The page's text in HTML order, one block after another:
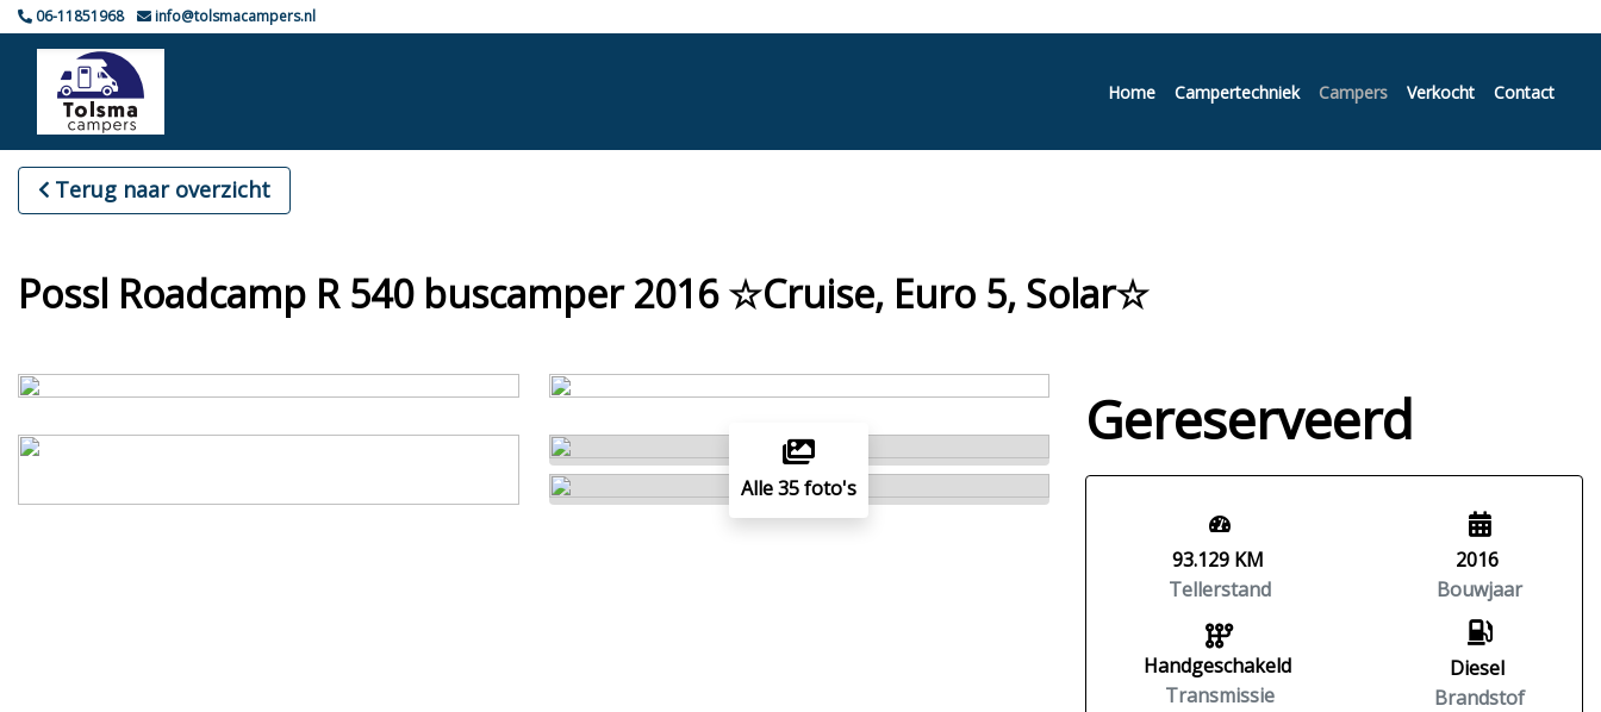
06-11851968 info@tolsmacampers.nl
Home Campertechniek Campers Verkocht Contact
Terug naar overzicht
Possl Roadcamp R 540 buscamper 2016 ☆Cruise, Euro 5, Solar☆
Alle 35 foto's
Gereserveerd
93.129 KM
Tellerstand
Handgeschakeld
Transmissie
2016
Bouwjaar
Diesel
Brandstof